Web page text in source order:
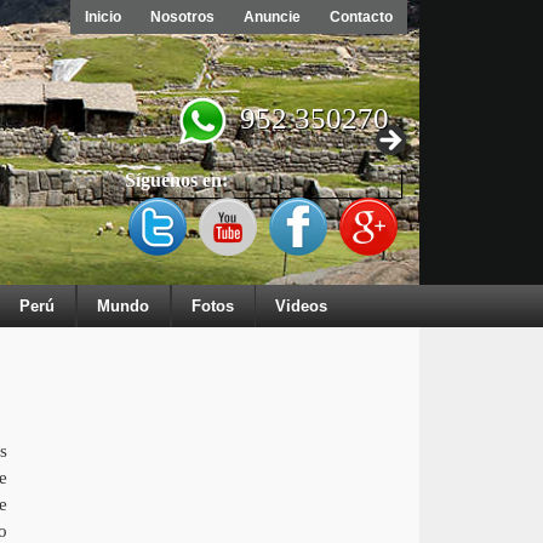
Inicio Nosotros Anuncie Contacto
952 350270
Síguenos en:
Perú Mundo Fotos Videos